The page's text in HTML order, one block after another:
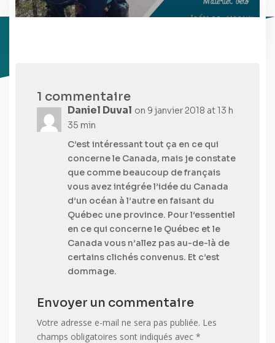
1 commentaire
Daniel Duval on 9 janvier 2018 at 13 h
35 min
C’est intéressant tout ça en ce qui
concerne le Canada, mais je constate
que comme beaucoup de français
vous avez intégrée l’idée du Canada
d’un océan à l’autre en faisant du
Québec une province. Pour l’essentiel
en ce qui concerne le Québec et le
Canada vous n’allez pas au-de-là de
certains clichés convenus. Et c’est
dommage.
Envoyer un commentaire
Votre adresse e-mail ne sera pas publiée. Les
champs obligatoires sont indiqués avec *